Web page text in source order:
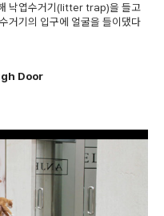
낙엽수거기(litter trap)을 들고
거기의 입구에 얼굴을 들이댔다
Door